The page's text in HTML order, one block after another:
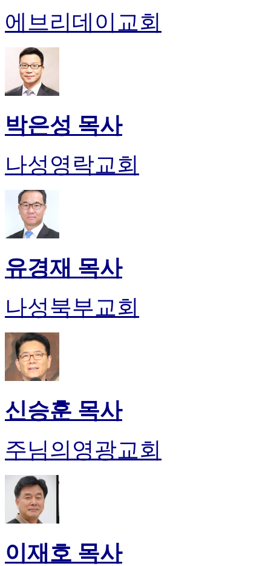
에브리데이교회
박은성 목사
나성영락교회
유경재 목사
나성북부교회
신승훈 목사
주님의영광교회
이재호 목사